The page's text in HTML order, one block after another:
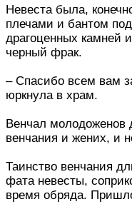
Невеста была,
плечами и бантом
драгоценных камней
черный фрак.
– Спасибо всем вам
юркнула в храм.
Венчал молодоженов
венчания и жених, и
Таинство венчания
фата невесты,
время обряда.